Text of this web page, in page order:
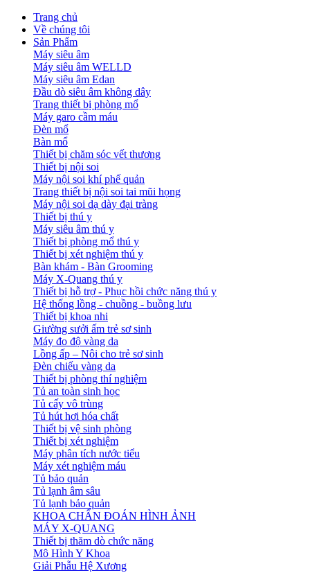
Trang chủ
Về chúng tôi
Sản Phẩm
Máy siêu âm
Máy siêu âm WELLD
Máy siêu âm Edan
Đầu dò siêu âm không dây
Trang thiết bị phòng mổ
Máy garo cầm máu
Đèn mổ
Bàn mổ
Thiết bị chăm sóc vết thương
Thiết bị nội soi
Máy nội soi khí phế quản
Trang thiết bị nội soi tai mũi họng
Máy nội soi dạ dày đại tràng
Thiết bị thú y
Máy siêu âm thú y
Thiết bị phòng mổ thú y
Thiết bị xét nghiệm thú y
Bàn khám - Bàn Grooming
Máy X-Quang thú y
Thiết bị hỗ trợ - Phục hồi chức năng thú y
Hệ thống lồng - chuồng - buồng lưu
Thiết bị khoa nhi
Giường sưởi ấm trẻ sơ sinh
Máy đo độ vàng da
Lồng ấp – Nôi cho trẻ sơ sinh
Đèn chiếu vàng da
Thiết bị phòng thí nghiệm
Tủ an toàn sinh học
Tủ cấy vô trùng
Tủ hút hơi hóa chất
Thiết bị vệ sinh phòng
Thiết bị xét nghiệm
Máy phân tích nước tiểu
Máy xét nghiệm máu
Tủ bảo quản
Tủ lạnh âm sâu
Tủ lạnh bảo quản
KHOA CHẨN ĐOÁN HÌNH ẢNH
MÁY X-QUANG
Thiết bị thăm dò chức năng
Mô Hình Y Khoa
Giải Phẫu Hệ Xương